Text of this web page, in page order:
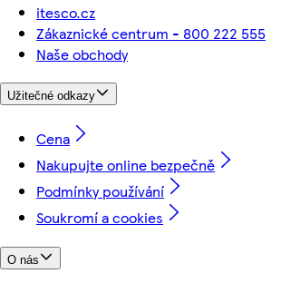
itesco.cz
Zákaznické centrum - 800 222 555
Naše obchody
Užitečné odkazy
Cena
Nakupujte online bezpečně
Podmínky používání
Soukromí a cookies
O nás